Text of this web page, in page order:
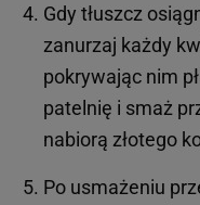
Gdy tłuszcz
zanurzaj każdy
pokrywając nim
patelnię i smaż
nabiorą złotego
Po usmażeniu